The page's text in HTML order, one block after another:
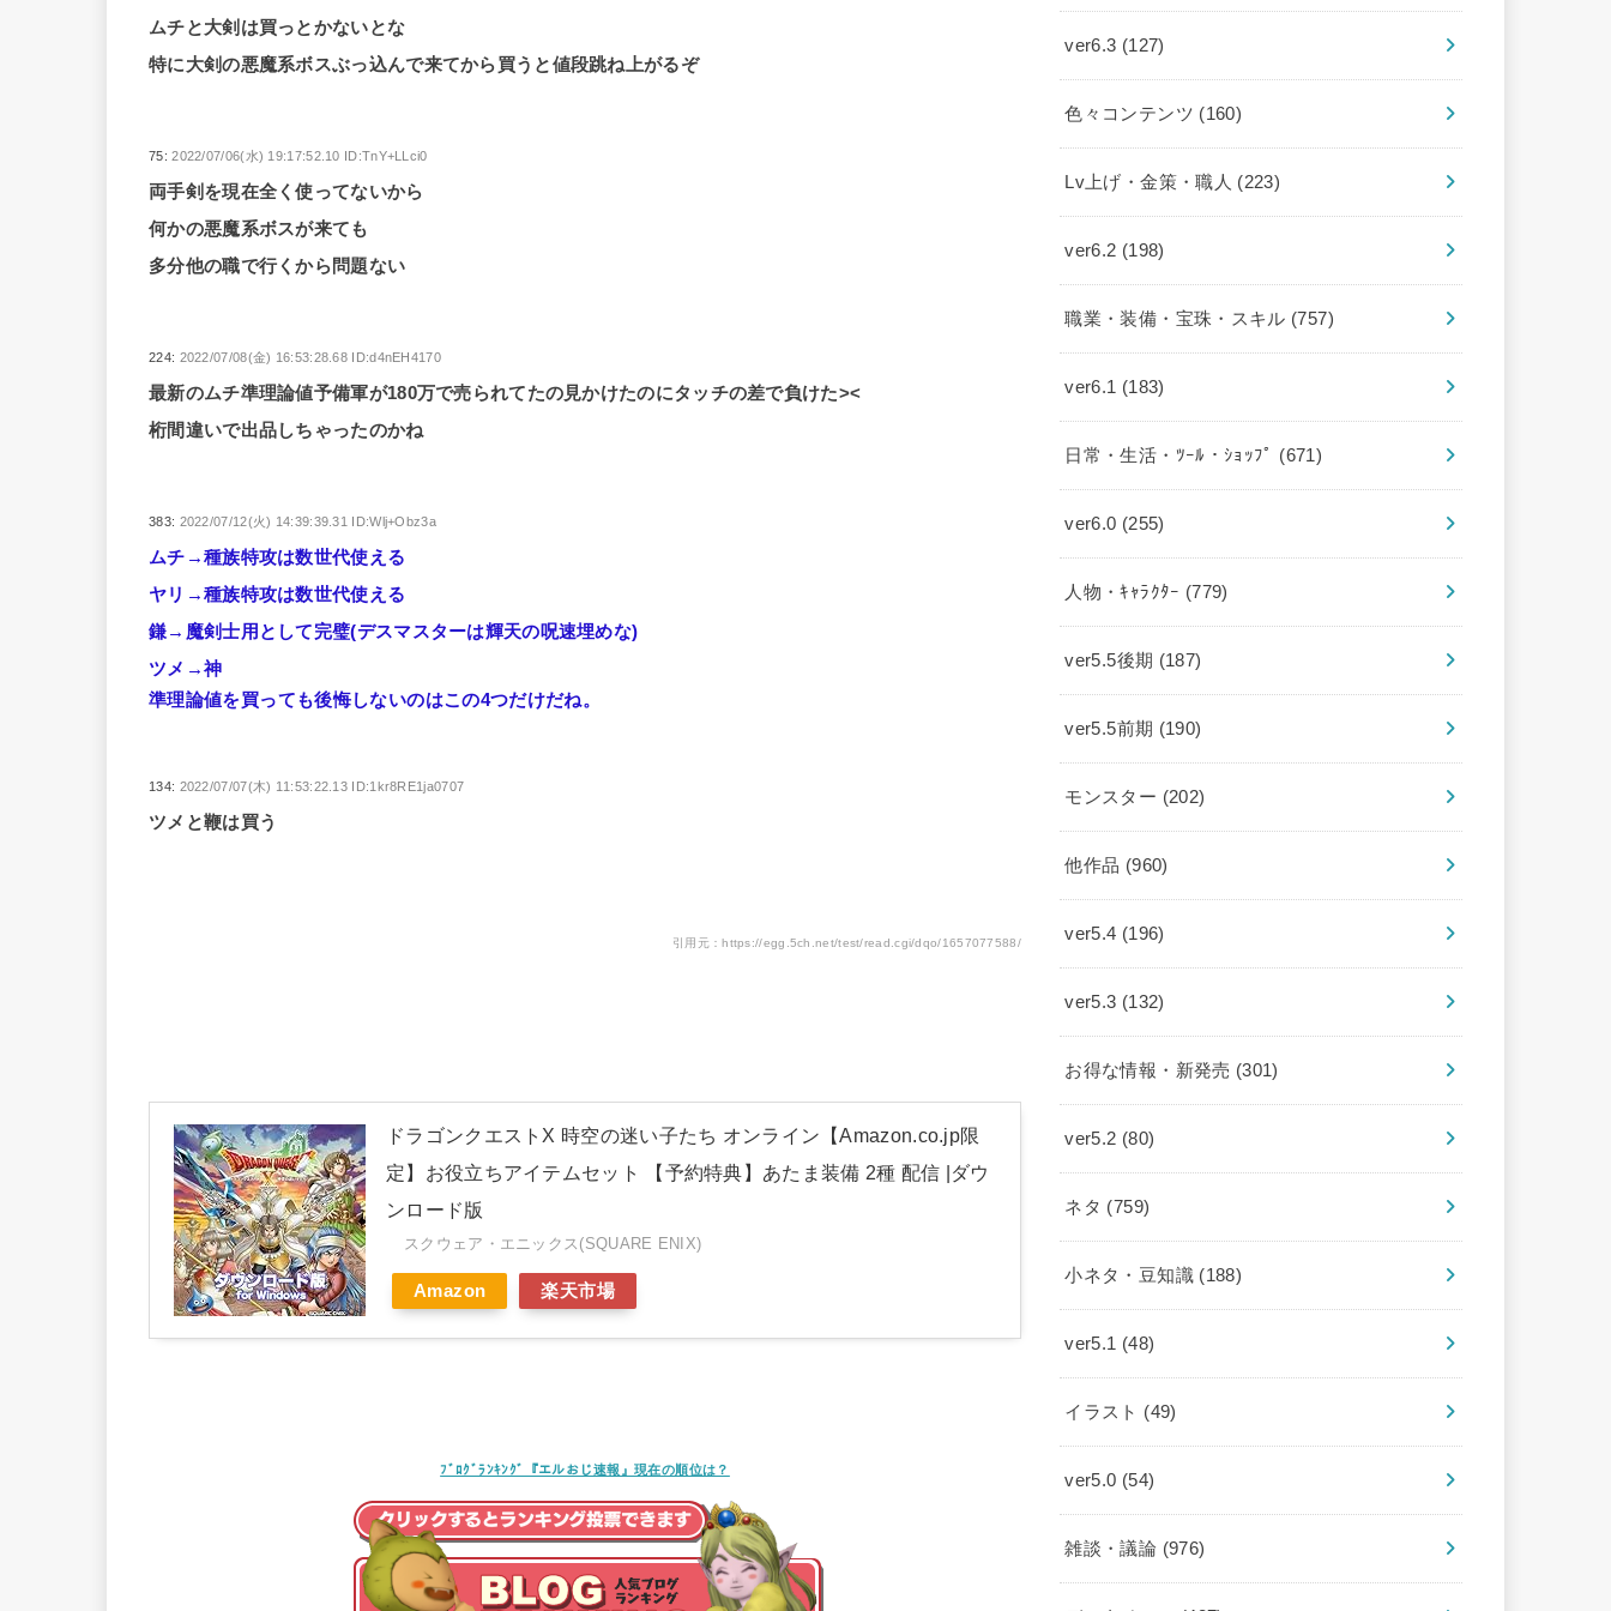
ムチと大剣は買っとかないとな
特に大剣の悪魔系ボスぶっ込んで来てから買うと値段跳ね上がるぞ
75: 2022/07/06(水) 19:17:52.10 ID:TnY+LLci0
両手剣を現在全く使ってないから
何かの悪魔系ボスが来ても
多分他の職で行くから問題ない
224: 2022/07/08(金) 16:53:28.68 ID:d4nEH4170
最新のムチ準理論値予備軍が180万で売られてたの見かけたのにタッチの差で負けた><
桁間違いで出品しちゃったのかね
383: 2022/07/12(火) 14:39:39.31 ID:Wlj+Obz3a
ムチ→種族特攻は数世代使える
ヤリ→種族特攻は数世代使える
鎌→魔剣士用として完璧(デスマスターは輝天の呪速埋めな)
ツメ→神
準理論値を買っても後悔しないのはこの4つだけだね。
134: 2022/07/07(木) 11:53:22.13 ID:1kr8RE1ja0707
ツメと鞭は買う
引用元：https://egg.5ch.net/test/read.cgi/dqo/1657077588/
ドラゴンクエストX 時空の迷い子たち オンライン【Amazon.co.jp限
定】お役立ちアイテムセット 【予約特典】あたま装備 2種 配信 |ダウ
ンロード版
スクウェア・エニックス(SQUARE ENIX)
Amazon 楽天市場
ﾌﾞﾛｸﾞﾗﾝｷﾝｸﾞ『エルおじ速報』現在の順位は？
ver6.3 (127)
色々コンテンツ (160)
Lv上げ・金策・職人 (223)
ver6.2 (198)
職業・装備・宝珠・スキル (757)
ver6.1 (183)
日常・生活・ﾂｰﾙ・ｼｮｯﾌﾟ (671)
ver6.0 (255)
人物・ｷｬﾗｸﾀｰ (779)
ver5.5後期 (187)
ver5.5前期 (190)
モンスター (202)
他作品 (960)
ver5.4 (196)
ver5.3 (132)
お得な情報・新発売 (301)
ver5.2 (80)
ネタ (759)
小ネタ・豆知識 (188)
ver5.1 (48)
イラスト (49)
ver5.0 (54)
雑談・議論 (976)